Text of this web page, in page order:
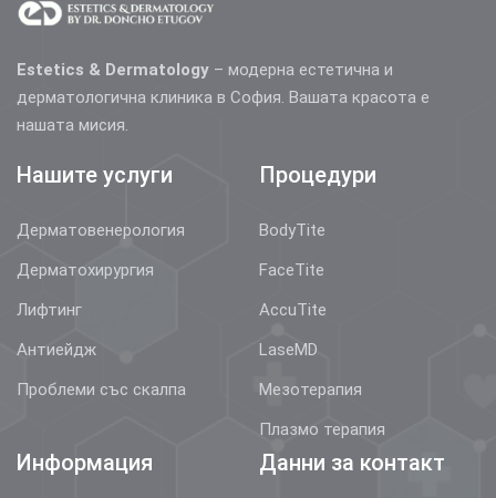
Estetics & Dermatology – модерна естетична и
дерматологична клиника в София. Вашата красота е
нашата мисия.
Нашите услуги
Дерматовенерология
Дерматохирургия
Лифтинг
Антиейдж
Проблеми със скалпа
Процедури
BodyTite
FaceTite
AccuTite
LaseMD
Мезотерапия
Плазмо терапия
Информация Данни за контакт